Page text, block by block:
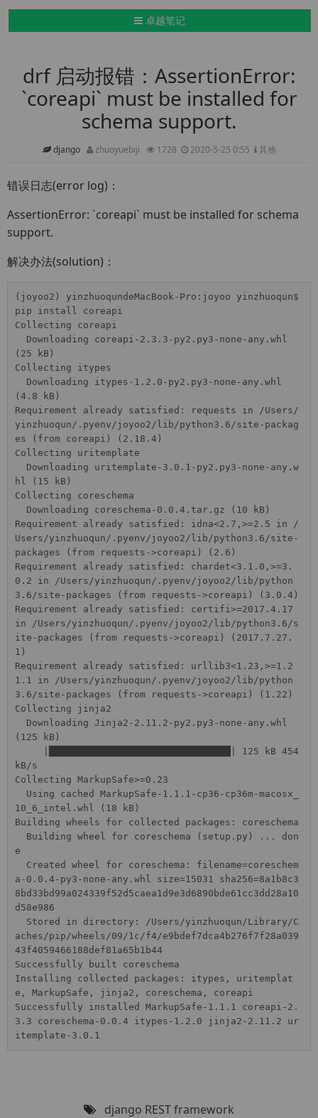
导航切换
卓越笔记
drf 启动报错：AssertionError:
`coreapi` must be installed for
schema support.
django zhuoyuebiji 1728 2020-5-25 0:55 其他
错误日志(error log)：
AssertionError: `coreapi` must be installed for schema
support.
解决办法(solution)：
(joyoo2) yinzhuoqundeMacBook-Pro:joyoo yinzhuoqun$
pip install coreapi
Collecting coreapi
(25 kB)
Collecting itypes
(4.8 kB)
Requirement already satisfied: requests in /Users/
yinzhuoqun/.pyenv/joyoo2/lib/python3.6/site-packag
es (from coreapi) (2.18.4)
Collecting uritemplate
hl (15 kB)
Collecting coreschema
Requirement already satisfied: idna<2.7,>=2.5 in /
Users/yinzhuoqun/.pyenv/joyoo2/lib/python3.6/site-
packages (from requests->coreapi) (2.6)
Requirement already satisfied: chardet<3.1.0,>=3.
0.2 in /Users/yinzhuoqun/.pyenv/joyoo2/lib/python
3.6/site-packages (from requests->coreapi) (3.0.4)
Requirement already satisfied: certifi>=2017.4.17
in /Users/yinzhuoqun/.pyenv/joyoo2/lib/python3.6/s
ite-packages (from requests->coreapi) (2017.7.27.
1)
Requirement already satisfied: urllib3<1.23,>=1.2
1.1 in /Users/yinzhuoqun/.pyenv/joyoo2/lib/python
3.6/site-packages (from requests->coreapi) (1.22)
Collecting jinja2
(125 kB)
kB/s
Collecting MarkupSafe>=0.23
10_6_intel.whl (18 kB)
Building wheels for collected packages: coreschema
e
a-0.0.4-py3-none-any.whl size=15031 sha256=8a1b8c3
8bd33bd99a024339f52d5caea1d9e3d6890bde61cc3dd28a10
d58e986
aches/pip/wheels/09/1c/f4/e9bdef7dca4b276f7f28a039
43f4059466188def81a65b1b44
Successfully built coreschema
Installing collected packages: itypes, uritemplat
e, MarkupSafe, jinja2, coreschema, coreapi
Successfully installed MarkupSafe-1.1.1 coreapi-2.
3.3 coreschema-0.0.4 itypes-1.2.0 jinja2-2.11.2 ur
itemplate-3.0.1
django REST framework